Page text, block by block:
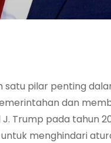
pilar penting
dan
Trump pada tahun
menghindari